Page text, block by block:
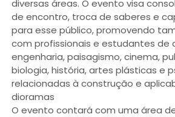
diversas áreas. O evento visa
de encontro, troca de saberes e
para esse público, promovendo
com profissionais e estudantes de
engenharia, paisagismo, cinema,
biologia, história, artes plásticas e
relacionadas à construção e
dioramas
O evento contará com uma área